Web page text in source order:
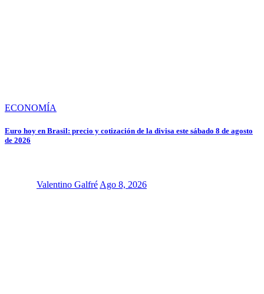
ECONOMÍA
Euro hoy en Brasil: precio y cotización de la divisa este sábado 8 de agosto
de 2026
Valentino Galfré Ago 8, 2026